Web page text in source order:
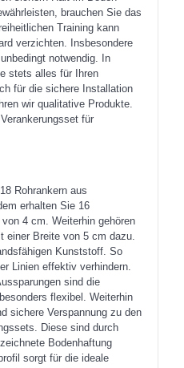
brauchen Sie das
Training kann
verzichten. Insbesondere
notwendig. In
stets alles für Ihren
für die sichere Installation
wir qualitative Produkte.
für
Rohrankern aus
erhalten Sie 16
4 cm. Weiterhin gehören
einer Breite von 5 cm dazu.
Kunststoff. So
Linien effektiv verhindern.
sind die
flexibel. Weiterhin
sichere Verspannung zu den
Diese sind durch
Bodenhaftung
sorgt für die ideale